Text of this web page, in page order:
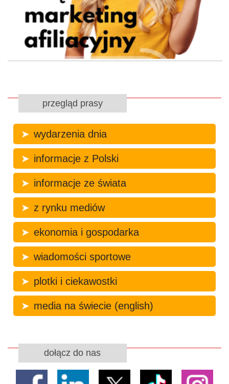
przegląd prasy
wydarzenia dnia
informacje z Polski
informacje ze świata
z rynku mediów
ekonomia i gospodarka
wiadomości sportowe
plotki i ciekawostki
media na świecie (english)
dołącz do nas